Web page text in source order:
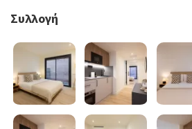
Συλλογή